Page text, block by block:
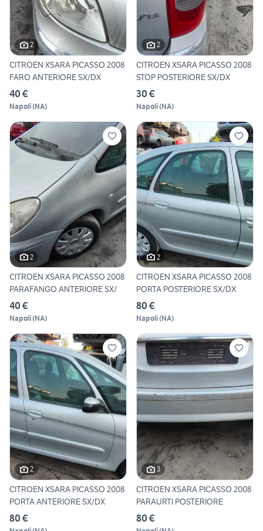
2
CITROEN XSARA PICASSO 2008
FARO ANTERIORE SX/DX
40 €
Napoli(NA)
2
CITROEN XSARA PICASSO 2008
STOP POSTERIORE SX/DX
30 €
Napoli(NA)
2
CITROEN XSARA PICASSO 2008
PARAFANGO ANTERIORE SX/
40 €
Napoli(NA)
2
CITROEN XSARA PICASSO 2008
PORTA POSTERIORE SX/DX
80 €
Napoli(NA)
2
CITROEN XSARA PICASSO 2008
PORTA ANTERIORE SX/DX
80 €
3
CITROEN XSARA PICASSO 2008
PARAURTI POSTERIORE
80 €